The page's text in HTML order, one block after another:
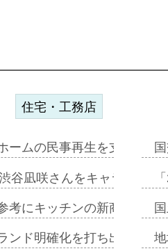
住宅・工務店
ームの民事再生を支援=ス
谷凪咲さんをキャラクタ
考にキッチンの新商品=「
ンド明確化を打ち出す=年